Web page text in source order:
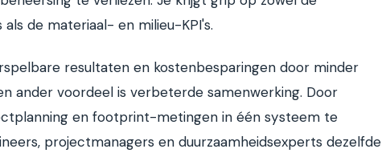
de materiaal- en milieu-KPI's.
resultaten en kostenbesparingen door minder
ander voordeel is verbeterde samenwerking. Door
en footprint-metingen in één systeem te
projectmanagers en duurzaamheidsexperts dezelfde